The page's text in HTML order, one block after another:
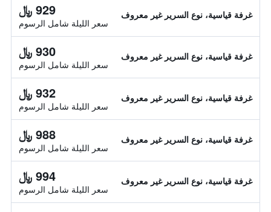
غرفة قياسية، نوع السرير غير معروف 929 ﷼
سعر الليلة شامل الرسوم
غرفة قياسية، نوع السرير غير معروف 930 ﷼
سعر الليلة شامل الرسوم
غرفة قياسية، نوع السرير غير معروف 932 ﷼
سعر الليلة شامل الرسوم
غرفة قياسية، نوع السرير غير معروف 988 ﷼
سعر الليلة شامل الرسوم
غرفة قياسية، نوع السرير غير معروف 994 ﷼
سعر الليلة شامل الرسوم